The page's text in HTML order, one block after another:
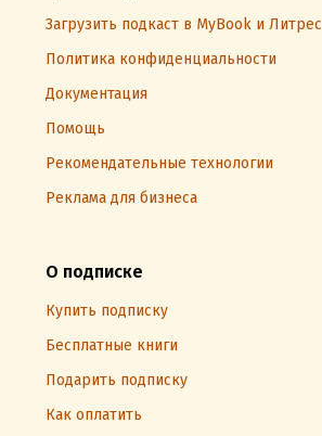
Загрузить подкаст в MyBook и Литрес
Политика конфиденциальности
Документация
Помощь
Рекомендательные технологии
Реклама для бизнеса
О подписке
Купить подписку
Бесплатные книги
Подарить подписку
Как оплатить